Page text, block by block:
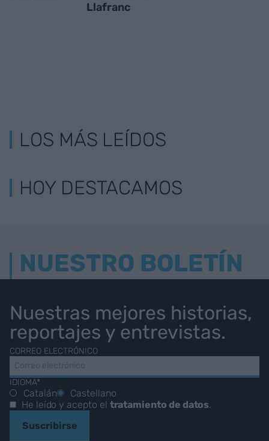
Llafranc
LOS MÁS LEÍDOS
HOY DESTACAMOS
NUESTRO BOLETÍN
Nuestras mejores historias,
reportajes y entrevistas.
CORREO ELECTRÓNICO
IDIOMA*
Catalán
Castellano
He leído y acepto el tratamiento de datos.
Suscribirse